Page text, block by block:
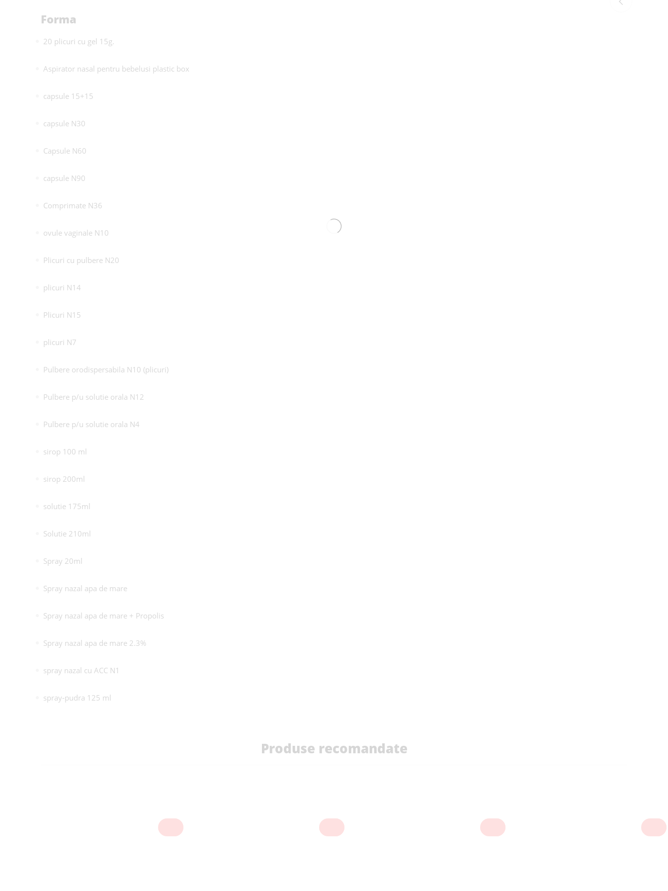
Forma
20 plicuri cu gel 15g.
Aspirator nasal pentru bebelusi plastic box
capsule 15+15
capsule N30
Capsule N60
capsule N90
Comprimate N36
ovule vaginale N10
Plicuri cu pulbere N20
plicuri N14
Plicuri N15
plicuri N7
Pulbere orodispersabila N10 (plicuri)
Pulbere p/u solutie orala N12
Pulbere p/u solutie orala N4
sirop 100 ml
sirop 200ml
solutie 175ml
Solutie 210ml
Spray 20ml
Spray nazal apa de mare
Spray nazal apa de mare + Propolis
Spray nazal apa de mare 2.3%
spray nazal cu ACC N1
spray-pudra 125 ml
Produse recomandate